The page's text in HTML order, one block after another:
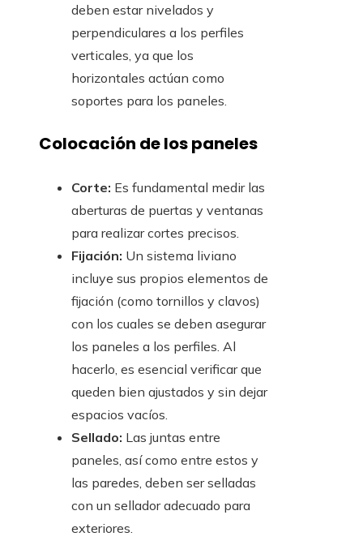
deben estar nivelados y
perpendiculares a los perfiles
verticales, ya que los
horizontales actúan como
soportes para los paneles.
Colocación de los paneles
Corte: Es fundamental medir las
aberturas de puertas y ventanas
para realizar cortes precisos.
Fijación: Un sistema liviano
incluye sus propios elementos de
fijación (como tornillos y clavos)
con los cuales se deben asegurar
los paneles a los perfiles. Al
hacerlo, es esencial verificar que
queden bien ajustados y sin dejar
espacios vacíos.
Sellado: Las juntas entre
paneles, así como entre estos y
las paredes, deben ser selladas
con un sellador adecuado para
exteriores.